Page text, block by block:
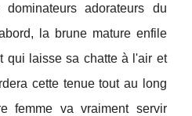
adorateurs du
la brune mature enfile
qui laisse sa chatte à l'air et
cette tenue tout au long
femme va vraiment servir